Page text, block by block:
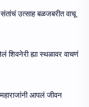
उत्साह बळजबरीत वाचू
शिवनेरी ह्या स्थळावर वाचणं
आपलं जीवन